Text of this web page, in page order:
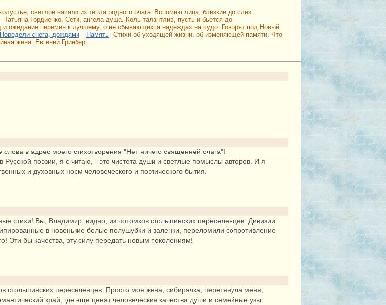
светлое начало из тепла родного очага. Вспомню лица, близкие до слёз.
Татьяна Гордиенко. Сети, ангела душа. Коль талантлив, пусть и бьется до
и ожидание перемен к лучшему, о не сбывающихся надеждах на чудо. Говорят под Новый
Поредели снега, дождями Память Стихи об уходящей жизни, об изменяющей памяти. Что
жена. Евгений Гринберг.
в адрес моего стихотворения "Нет ничего священней очага"!
Русской поэзии, я с читаю, - это чистота души и светлые помыслы авторов. И я
и духовных норм человеческого и поэтического бытия.
стихи! Вы, Владимир, видно, из потомков столыпинских переселенцев. Дивизии
в новенькие белые полушубки и валенки, переломили сопротивление
Эти бы качества, эту силу передать новым поколениям!
столыпинских переселенцев. Просто моя жена, сибирячка, перетянула меня,
край, где еще ценят человеческие качества души и семейные узы.